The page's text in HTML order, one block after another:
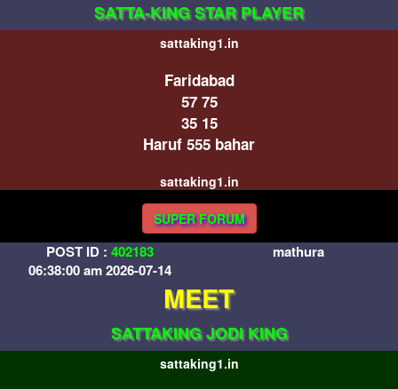
SATTA-KING STAR PLAYER
sattaking1.in
Faridabad
57 75
35 15
Haruf 555 bahar
sattaking1.in
SUPER FORUM
POST ID : 402183
06:38:00 am 2026-07-14
mathura
MEET
SATTAKING JODI KING
sattaking1.in